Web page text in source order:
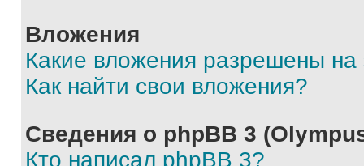
Вложения
Какие вложения разрешены
Как найти свои вложения?
Сведения о phpBB 3
Кто написал phpBB 3?